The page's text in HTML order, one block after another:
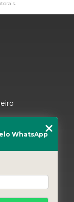
.
WhatsApp